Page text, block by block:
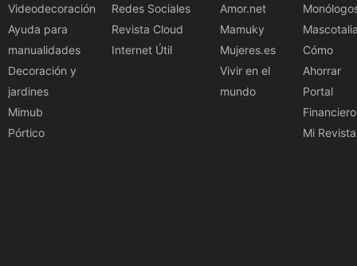
Videodecoración
Ayuda para
manualidades
Decoración y
jardines
Mimub
Pórtico
Redes Sociales
Revista Cloud
Internet Útil
Amor.net
Mamuky
Mujeres.es
Vivir en el
mundo
Cómo
Ahorrar
Portal
Financiero
Mi Revista